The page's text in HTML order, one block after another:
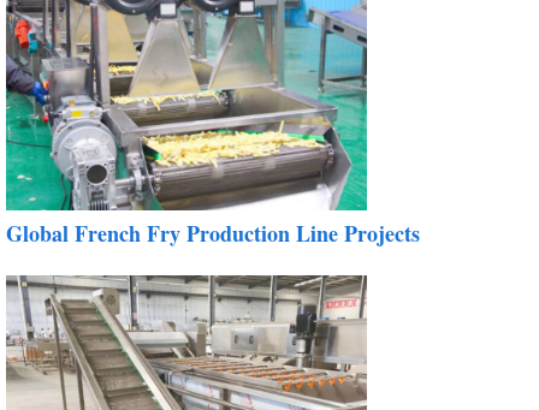
Global French Fry Production Line Projects